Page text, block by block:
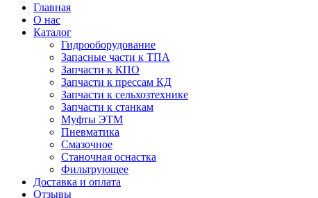
Главная
О нас
Каталог
Гидрооборудование
Запасные части к ТПА
Запчасти к КПО
Запчасти к прессам КД
Запчасти к сельхозтехнике
Запчасти к станкам
Муфты ЭТМ
Пневматика
Смазочное
Станочная оснастка
Фильтрующее
Доставка и оплата
Отзывы